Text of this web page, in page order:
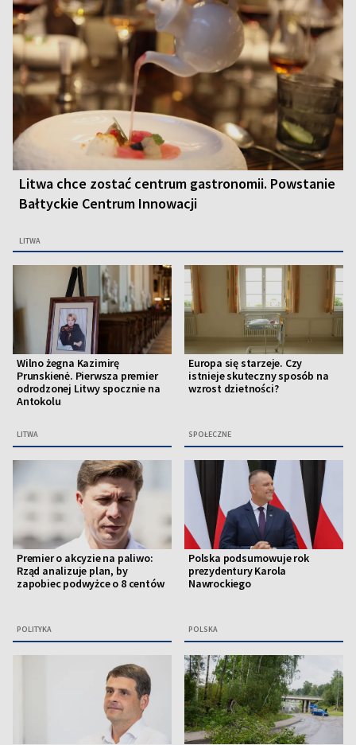
Litwa chce zostać centrum gastronomii. Powstanie
Bałtyckie Centrum Innowacji
LITWA
Wilno żegna Kazimirę
Prunskienė. Pierwsza premier
odrodzonej Litwy spocznie na
Antokolu
LITWA
Europa się starzeje. Czy
istnieje skuteczny sposób na
wzrost dzietności?
SPOŁECZNE
Premier o akcyzie na paliwo:
Rząd analizuje plan, by
zapobiec podwyżce o 8 centów
POLITYKA
Polska podsumowuje rok
prezydentury Karola
Nawrockiego
POLSKA